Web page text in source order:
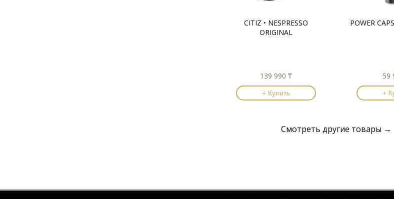
CITIZ • NESPRESSO
ORIGINAL
139 990 ₸
+ Купить
POWER
59
+
Смотреть другие товары →